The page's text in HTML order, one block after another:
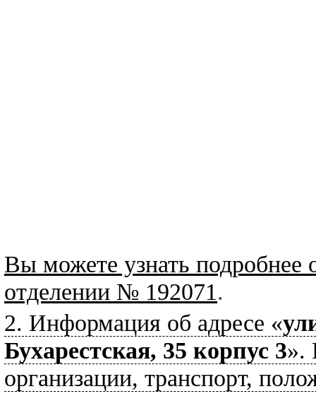
Вы можете узнать подробнее
отделении № 192071.
2. Информация об адресе «
Бухарестская, 35 корпус 3».
организации, транспорт,